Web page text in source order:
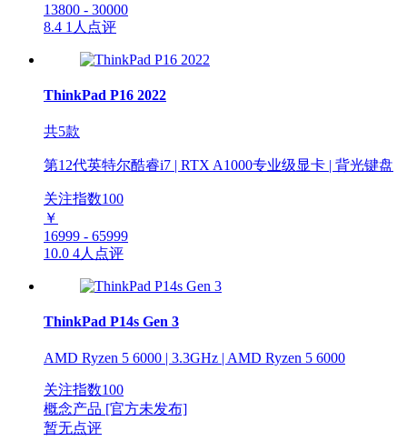
13800 - 30000
8.4 1人点评
ThinkPad P16 2022
共5款
第12代英特尔酷睿i7 | RTX A1000专业级显卡 | 背光键盘
关注指数100
￥
16999 - 65999
10.0 4人点评
ThinkPad P14s Gen 3
AMD Ryzen 5 6000 | 3.3GHz | AMD Ryzen 5 6000
关注指数100
概念产品 [官方未发布]
暂无点评